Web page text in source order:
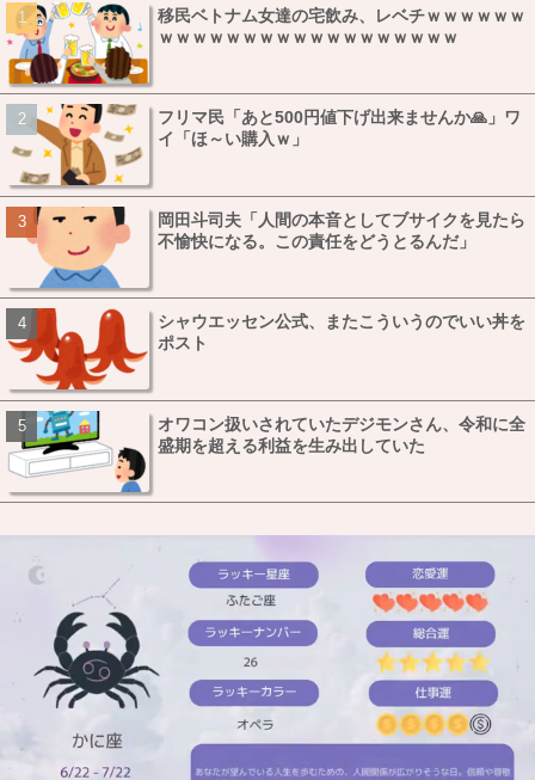
移民ベトナム女達の宅飲み、レベチｗｗｗｗｗｗ
ｗｗｗｗｗｗｗｗｗｗｗｗｗｗｗｗｗｗ
フリマ民「あと500円値下げ出来ませんか🙏」ワ
イ「ほ～い購入ｗ」
岡田斗司夫「人間の本音としてブサイクを見たら
不愉快になる。この責任をどうとるんだ」
シャウエッセン公式、またこういうのでいい丼を
ポスト
オワコン扱いされていたデジモンさん、令和に全
盛期を超える利益を生み出していた